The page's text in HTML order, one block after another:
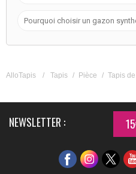
Pourquoi choisir un gazon
AlloTapis / Tapis / Pièce / Tapis
NEWSLETTER :